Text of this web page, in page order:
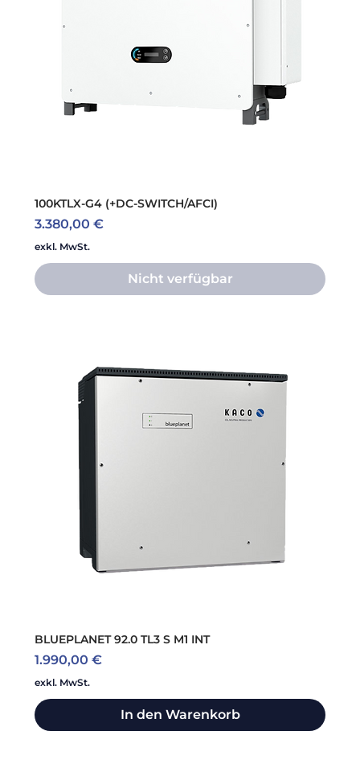
100KTLX-G4 (+DC-SWITCH/AFCI)
Preis
3.380,00 €
exkl. MwSt.
Nicht verfügbar
BLUEPLANET 92.0 TL3 S M1 INT
Preis
1.990,00 €
exkl. MwSt.
In den Warenkorb